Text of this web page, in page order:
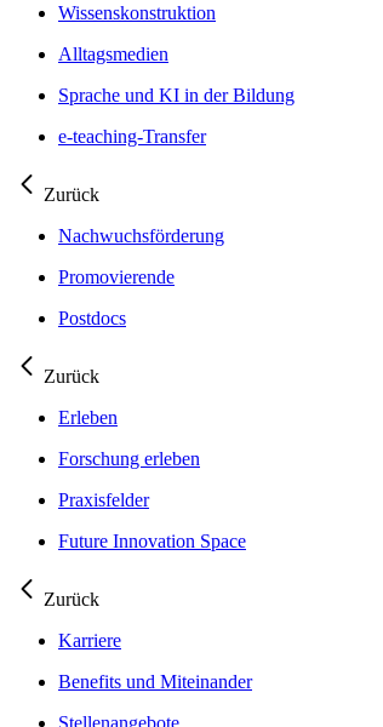
Wissenskonstruktion
Alltagsmedien
Sprache und KI in der Bildung
e-teaching-Transfer
Zurück
Nachwuchsförderung
Promovierende
Postdocs
Zurück
Erleben
Forschung erleben
Praxisfelder
Future Innovation Space
Zurück
Karriere
Benefits und Miteinander
Stellenangebote